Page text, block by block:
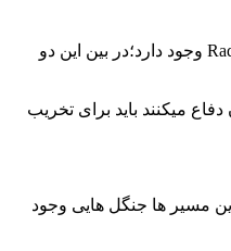
در این بازی نقشه به صورت مربع میباشد که از قطر به دو قسمت تقسیم شده است، در گوشه بالایی مکانی به اسم Dire وجود دارد و در گوشه دیگر این نقشه محلی به اسم Radiant وجود دارد؛در بین این دو
میکنند باید برای تخریب
مسیر ها جنگل هایی وجود